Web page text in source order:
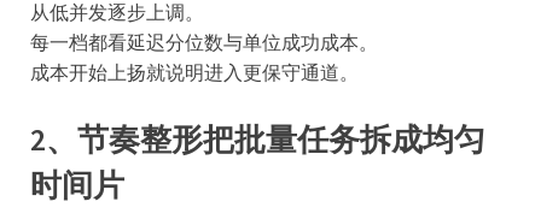
从低并发逐步上调。
每一档都看延迟分位数与单位成功成本。
成本开始上扬就说明进入更保守通道。
2、节奏整形把批量任务拆成均匀
时间片